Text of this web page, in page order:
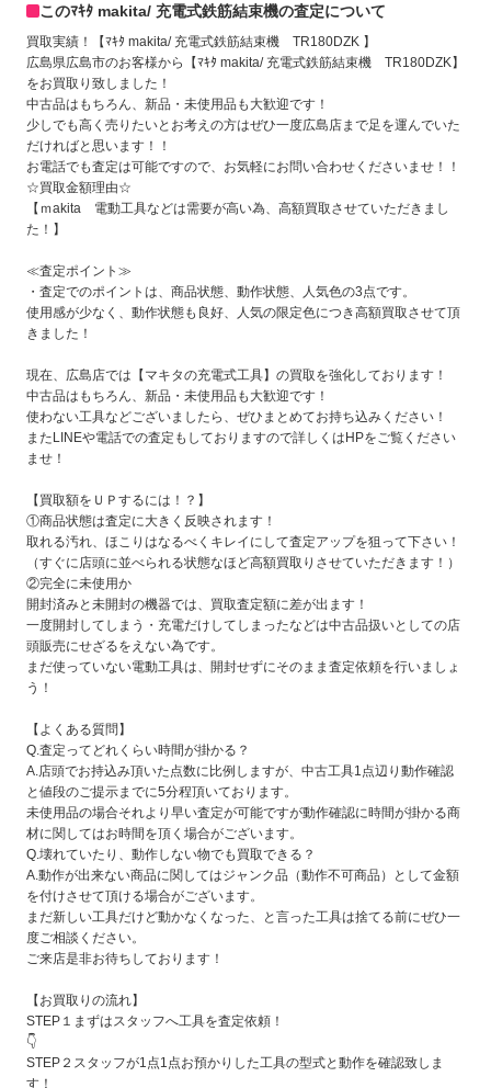
このﾏｷﾀ makita/ 充電式鉄筋結束機の査定について
買取実績！【ﾏｷﾀ makita/ 充電式鉄筋結束機 TR180DZK 】
広島県広島市のお客様から【ﾏｷﾀ makita/ 充電式鉄筋結束機 TR180DZK】
をお買取り致しました！
中古品はもちろん、新品・未使用品も大歓迎です！
少しでも高く売りたいとお考えの方はぜひ一度広島店まで足を運んでいた
だければと思います！！
お電話でも査定は可能ですので、お気軽にお問い合わせくださいませ！！
☆買取金額理由☆
【ｍakita 電動工具などは需要が高い為、高額買取させていただきまし
た！】
≪査定ポイント≫
・査定でのポイントは、商品状態、動作状態、人気色の3点です。
使用感が少なく、動作状態も良好、人気の限定色につき高額買取させて頂
きました！
現在、広島店では【マキタの充電式工具】の買取を強化しております！
中古品はもちろん、新品・未使用品も大歓迎です！
使わない工具などございましたら、ぜひまとめてお持ち込みください！
またLINEや電話での査定もしておりますので詳しくはHPをご覧ください
ませ！
【買取額をＵＰするには！？】
①商品状態は査定に大きく反映されます！
取れる汚れ、ほこりはなるべくキレイにして査定アップを狙って下さい！
（すぐに店頭に並べられる状態なほど高額買取りさせていただきます！）
②完全に未使用か
開封済みと未開封の機器では、買取査定額に差が出ます！
一度開封してしまう・充電だけしてしまったなどは中古品扱いとしての店
頭販売にせざるをえない為です。
まだ使っていない電動工具は、開封せずにそのまま査定依頼を行いましょ
う！
【よくある質問】
Q.査定ってどれくらい時間が掛かる？
A.店頭でお持込み頂いた点数に比例しますが、中古工具1点辺り動作確認
と値段のご提示までに5分程頂いております。
未使用品の場合それより早い査定が可能ですが動作確認に時間が掛かる商
材に関してはお時間を頂く場合がございます。
Q.壊れていたり、動作しない物でも買取できる？
A.動作が出来ない商品に関してはジャンク品（動作不可商品）として金額
を付けさせて頂ける場合がございます。
まだ新しい工具だけど動かなくなった、と言った工具は捨てる前にぜひ一
度ご相談ください。
ご来店是非お待ちしております！
【お買取りの流れ】
STEP１まずはスタッフへ工具を査定依頼！
👇
STEP２スタッフが1点1点お預かりした工具の型式と動作を確認致しま
す！